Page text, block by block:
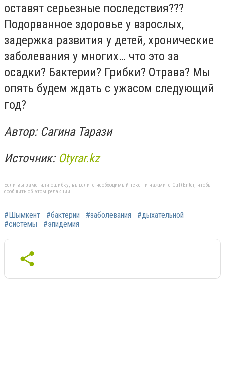
оставят серьезные последствия???
Подорванное здоровье у взрослых,
задержка развития у детей, хронические
заболевания у многих… что это за
осадки? Бактерии? Грибки? Отрава? Мы
опять будем ждать с ужасом следующий
год?
Автор: Сагина Тарази
Источник: Otyrar.kz
Если вы заметили ошибку, выделите необходимый текст и нажмите Ctrl+Enter, чтобы
сообщить об этом редакции
#Шымкент #бактерии #заболевания
#дыхательной
#системы
#эпидемия